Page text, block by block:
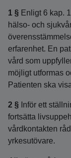
1 § Enligt 6 kap.
hälso- och
erfarenhet. En
vård som
möjligt utformas
Patienten ska
2 § Inför ett
fortsätta
vårdkontakten
yrkesutövare.